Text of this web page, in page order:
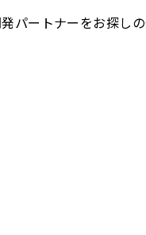
パートナーをお探し